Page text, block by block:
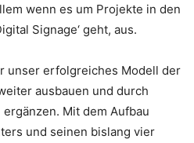
wenn es um Projekte in den
Signage‘ geht, aus.
unser erfolgreiches Modell der
ausbauen und durch
Mit dem Aufbau
und seinen bislang vier